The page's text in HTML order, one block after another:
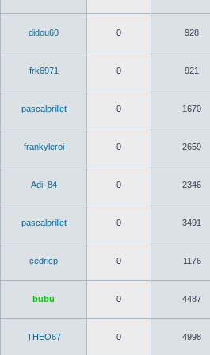
didou60 0 928
frk6971 0 921
pascalprillet 0 1670
frankyleroi 0 2659
Adi_84 0 2346
pascalprillet 0 3491
cedricp 0 1176
bubu 0 4487
THEO67 0 4998